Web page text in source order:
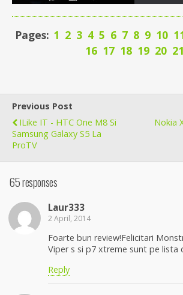
Pages: 1 2 3 4 5 6 7 8 9 10
16 17 18 19 20 21
Previous Post
ILike IT - HTC One M8 Si
Samsung Galaxy S5 La
ProTV
Nokia
65 responses
Laur333
2 April, 2014
Foarte bun review!Felicitari
Viper s si p7 xtreme sunt pe lista
Reply